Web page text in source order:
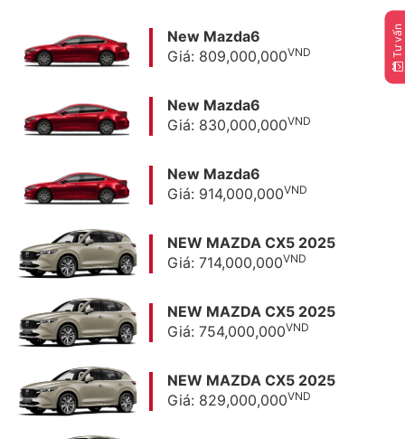
New Mazda6
Giá: 809,000,000VND
New Mazda6
Giá: 830,000,000VND
New Mazda6
Giá: 914,000,000VND
NEW MAZDA CX5 2025
Giá: 714,000,000VND
NEW MAZDA CX5 2025
Giá: 754,000,000VND
NEW MAZDA CX5 2025
Giá: 829,000,000VND
Tư vấn